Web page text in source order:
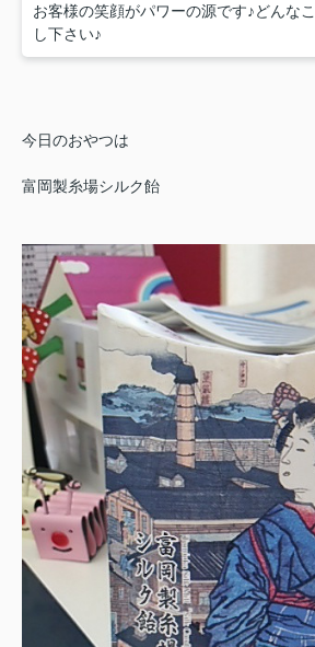
お客様の笑顔がパワーの源です♪どんな
し下さい♪
今日のおやつは
富岡製糸場シルク飴